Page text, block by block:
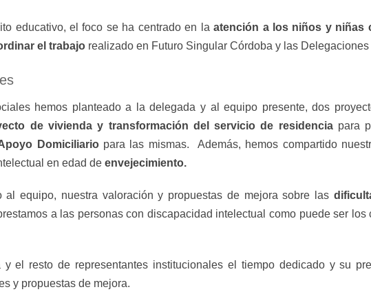
educativo, el foco se ha centrado en laatención a los niños y niñas
el trabajo realizado en Futuro Singular Córdoba y las
hemos planteado a la delegada y al equipo presente, dos
de vivienda y transformación del servicio de residenciapara
Domiciliario para las mismas. Además, hemos compartido
en edad de envejecimiento.
al equipo, nuestra valoración y propuestas de mejora sobre las
a las personas con discapacidad intelectual como puede ser los
el resto de representantes institucionales el tiempo dedicado y su
y propuestas de mejora.